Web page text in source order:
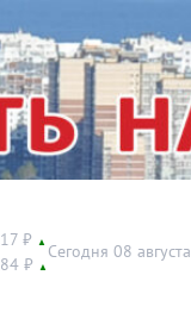
₽ ▲
₽ ▲
Сегодня 08 августа